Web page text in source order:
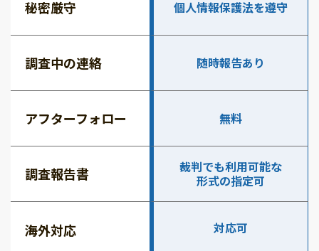
秘密厳守 個人情報保護法を遵守
調査中の連絡 随時報告あり
アフターフォロー 無料
調査報告書
裁判でも利用可能な
形式の指定可
海外対応 対応可